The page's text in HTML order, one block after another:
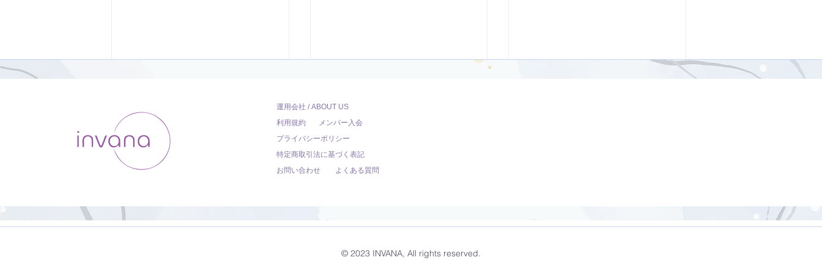
タコーナーサナ）【8分】
運用会社 / ABOUT US
利用規約
メンバー入会
プライバシーポリシー
特定商取引法に基づく表記
お問い合わせ
よくある質問
© 2023 INVANA, All rights reserved.